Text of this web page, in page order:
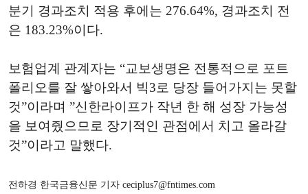
분기 경과조치 적용 후에는 276.64%, 경과조치 전
은 183.23%이다.
보험업계 관계자는 “교보생명은 전통적으로 포트
폴리오를 잘 쌓아와서 빅3로 당장 들어가지는 못할
것”이라며 ”신한라이프가 작년 한 해 성장 가능성
을 보여줬으므로 장기적인 관점에서 치고 올라갈
것”이라고 말했다.
전하경 한국금융신문 기자 ceciplus7@fntimes.com